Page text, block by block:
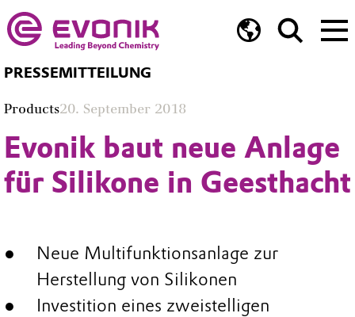
PRESSEMITTEILUNG
Products20. September 2018
Evonik baut neue Anlage
für Silikone in Geesthacht
Neue Multifunktionsanlage zur
Herstellung von Silikonen
Investition eines zweistelligen